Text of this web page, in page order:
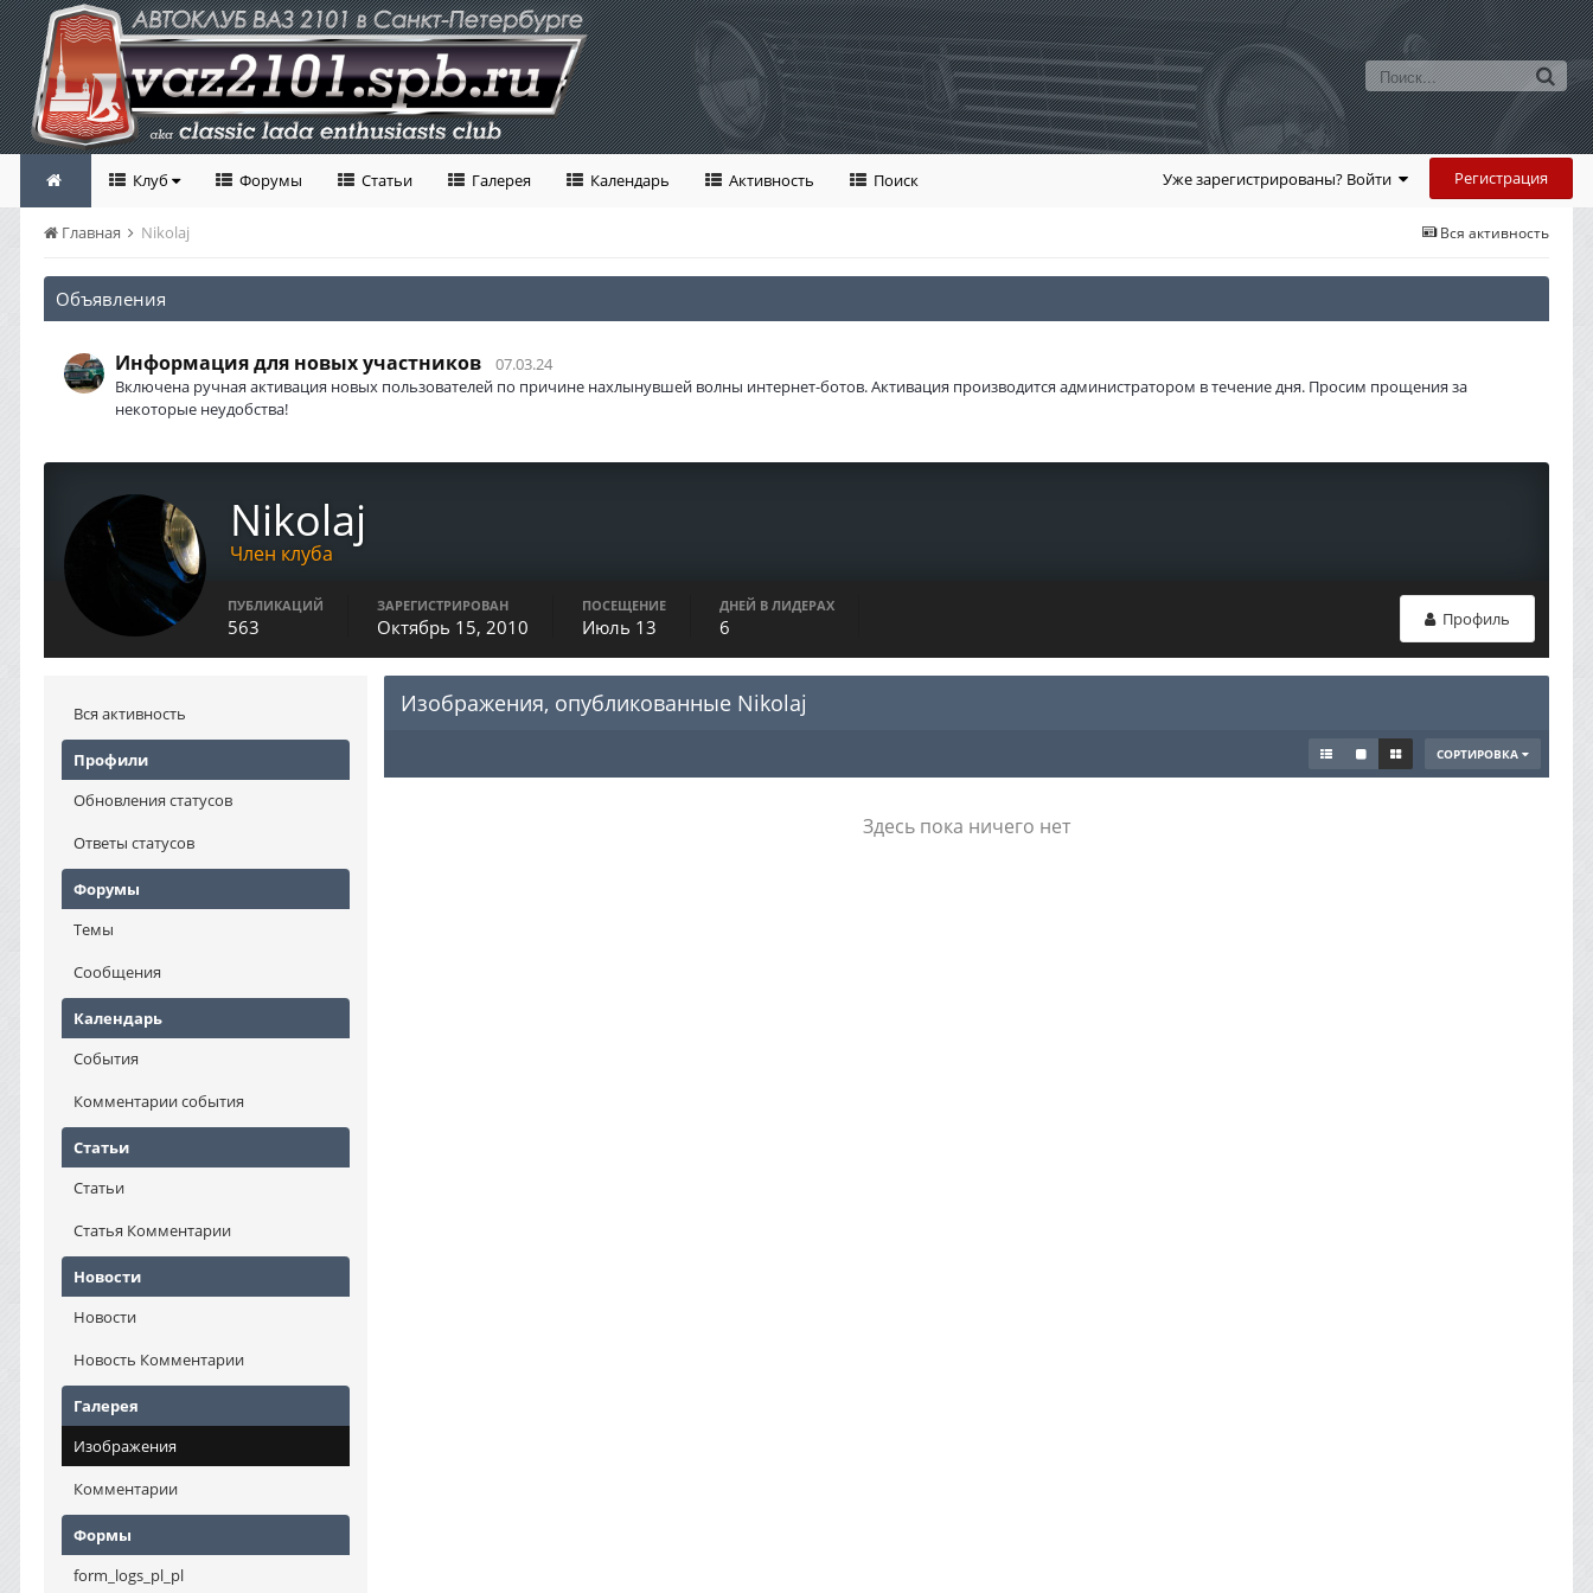
Уже зарегистрированы? Войти Регистрация
Клуб Форумы Статьи Галерея Календарь Активность Поиск
Вся активность
Главная Nikolaj
Объявления
Информация для новых участников
07.03.24
Включена ручная активация новых пользователей по причине нахлынувшей волны интернет-ботов. Активация производится администратором в течение дня. Просим прощения за
некоторые неудобства!
Nikolaj
Член клуба
Профиль
ПУБЛИКАЦИЙ
563
ЗАРЕГИСТРИРОВАН
Октябрь 15, 2010
ПОСЕЩЕНИЕ
Июль 13
ДНЕЙ В ЛИДЕРАХ
6
Вся активность
Профили
Обновления статусов
Ответы статусов
Форумы
Темы
Сообщения
Календарь
События
Комментарии события
Статьи
Статьи
Статья Комментарии
Новости
Новости
Новость Комментарии
Галерея
Изображения
Комментарии
Формы
form_logs_pl_pl
Изображения, опубликованные Nikolaj
СОРТИРОВКА
Здесь пока ничего нет